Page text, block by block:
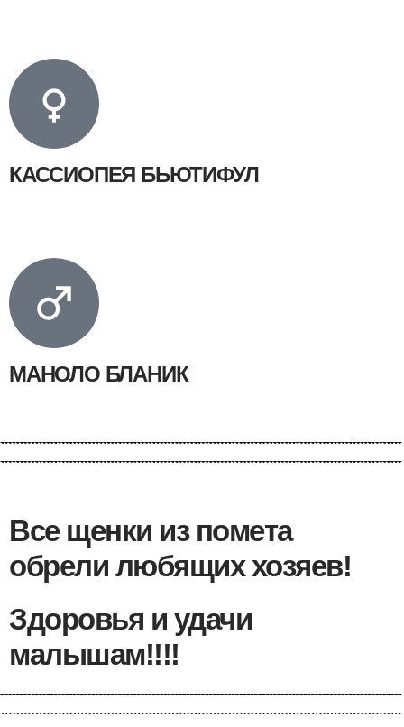
КАССИОПЕЯ БЬЮТИФУЛ
МАНОЛО БЛАНИК
Все щенки из помета
обрели любящих хозяев!
Здоровья и удачи
малышам!!!!